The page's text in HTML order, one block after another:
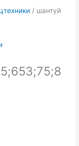
/ шантуй